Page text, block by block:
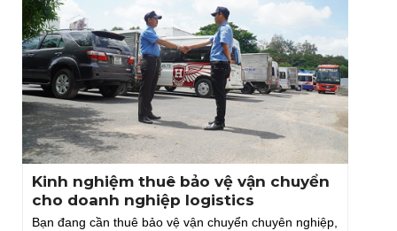
Kinh nghiệm thuê bảo vệ vận chuyển
cho doanh nghiệp logistics
Bạn đang cần thuê bảo vệ vận chuyển chuyên nghiệp,